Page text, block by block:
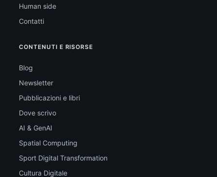
Human side
Contatti
CONTENUTI E RISORSE
Blog
Newsletter
Pubblicazioni e libri
Dove scrivo
AI & GenAI
Spatial Computing
Sport Digital Transformation
Cultura Digitale